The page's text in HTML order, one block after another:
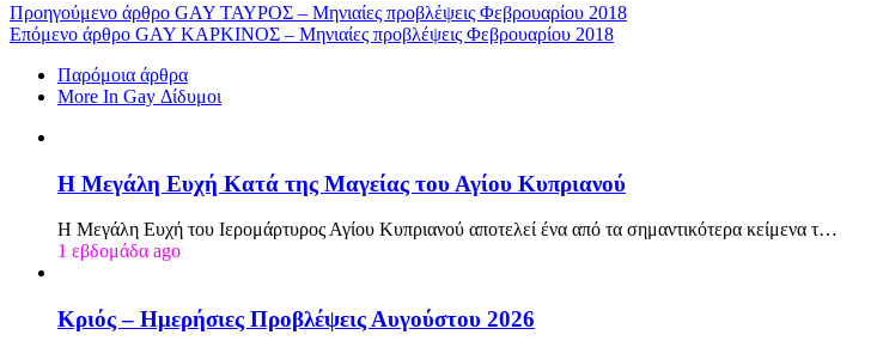
Προηγούμενο άρθρο GAY ΤΑΥΡΟΣ – Μηνιαίες προβλέψεις Φεβρουαρίου 2018
Επόμενο άρθρο GAY ΚΑΡΚΙΝΟΣ – Μηνιαίες προβλέψεις Φεβρουαρίου 2018
Παρόμοια άρθρα
More In Gay Δίδυμοι
Η Μεγάλη Ευχή Κατά της Μαγείας του Αγίου Κυπριανού
Η Μεγάλη Ευχή του Ιερομάρτυρος Αγίου Κυπριανού αποτελεί ένα από τα σημαντικότερα κείμενα τ…
1 εβδομάδα ago
Κριός – Ημερήσιες Προβλέψεις Αυγούστου 2026